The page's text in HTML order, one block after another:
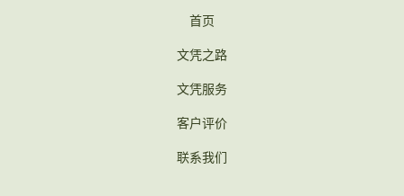
首页
文凭之路
文凭服务
客户评价
联系我们